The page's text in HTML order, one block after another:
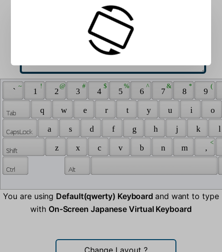
Type Japanese characters into the box:
`
~
1
!
2
@
3
#
4
$
5
%
6
^
7
&
8
*
9
(
q w e r t y u i
o
a
s d f g h j k
z
x c v b n m ,
<
You are using Default(qwerty) Keyboard and want to type
with On-Screen Japanese Virtual Keyboard
Change Layout ?